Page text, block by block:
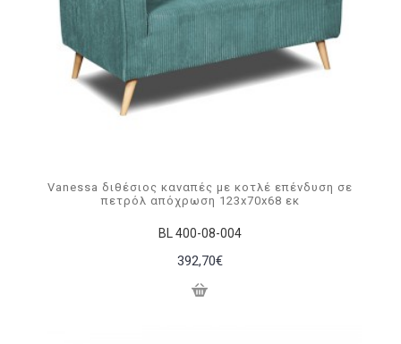
BL 400-08-004
Vanessa διθέσιος καναπές με κοτλέ επένδυση σε
πετρόλ απόχρωση 123x70x68 εκ
392,70€